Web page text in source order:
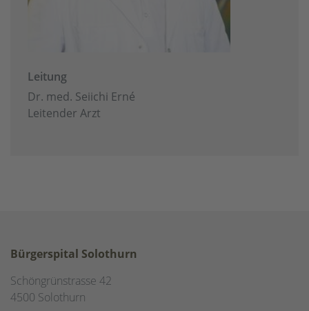
Leitung
Dr. med. Seiichi Erné
Leitender Arzt
Bürgerspital Solothurn
Schöngrünstrasse 42
4500 Solothurn